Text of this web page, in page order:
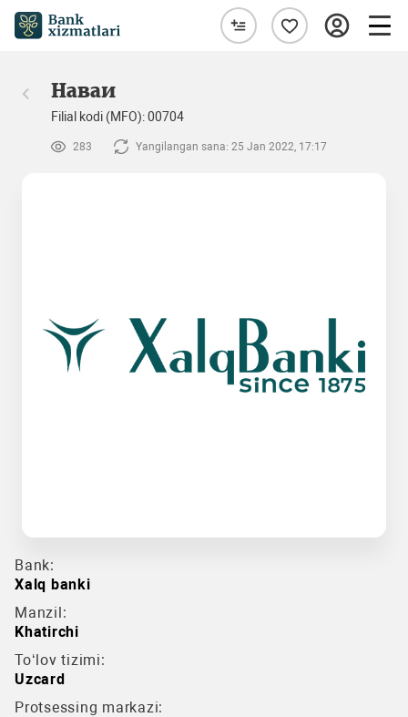
Наваи
Filial kodi (MFO): 00704
283 Yangilangan sana: 25 Jan 2022, 17:17
Bank:
Xalq banki
Manzil:
Khatirchi
To‘lov tizimi:
Uzcard
Protsessing markazi: